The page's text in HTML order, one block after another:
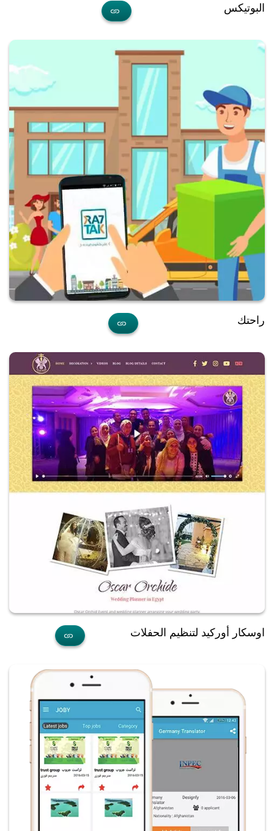
البوتيكس
راحتك
اوسكار أوركيد لتنظيم الحفلات